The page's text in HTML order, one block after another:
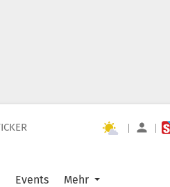
| |
Events Mehr